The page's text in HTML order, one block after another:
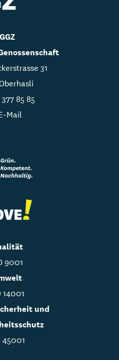
GGZ
31
85 85
Mail
9001
14001
und
45001